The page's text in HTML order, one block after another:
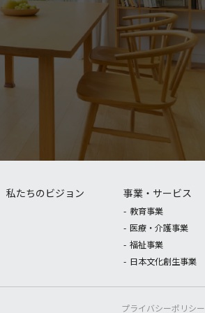
私たちのビジョン 事業・サービス
教育事業
医療・介護事業
福祉事業
日本文化創生事業
プライバシーポリシー